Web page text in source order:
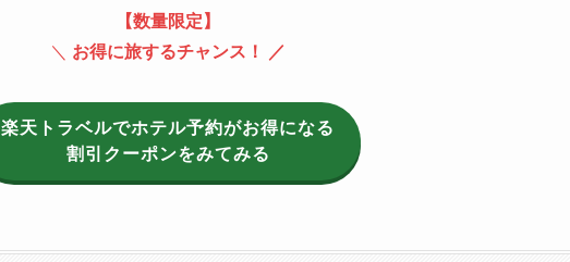
【数量限定】
＼ お得に旅するチャンス！ ／
楽天トラベルでホテル予約がお得になる
割引クーポンをみてみる